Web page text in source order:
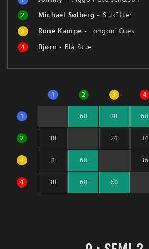
2
Michael Sølberg - SlukEfter
3
Rune Kampe - Longoni Cues
4
Bjørn - Blå Stue
1 2 3 4
1 60 38 60
2 38 24 34
3 8 60 36
4 38 60 60